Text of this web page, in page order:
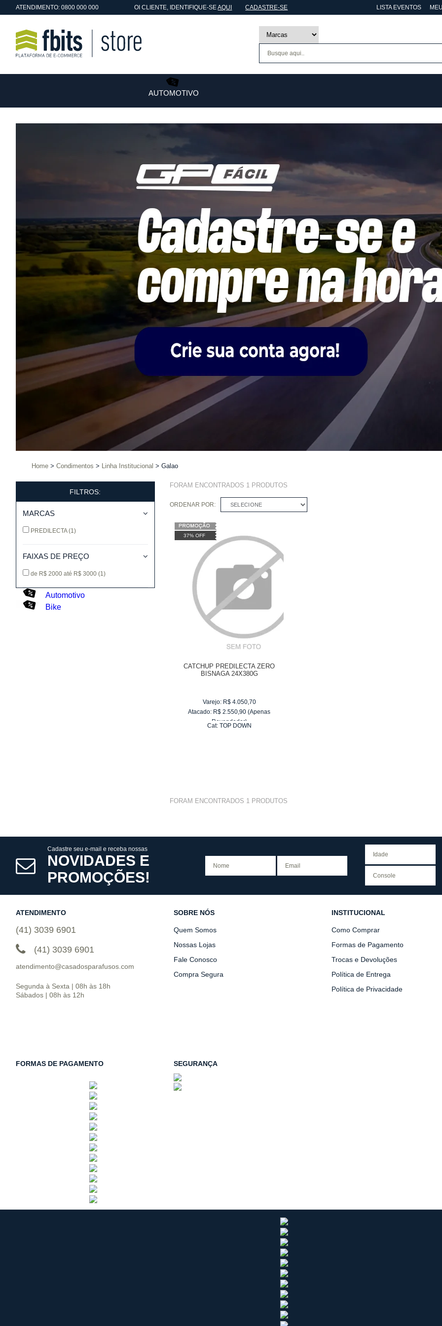
ATENDIMENTO: 0800 000 000 OICLIENTE, IDENTIFIQUE-SEAQUI CADASTRE-SE LISTA EVENTOS
AUTOMOTIVO
Home Condimentos Linha Institucional Galao
FILTROS:
MARCAS
PREDILECTA(1)
FAIXAS DE PREÇO
de R$ 2000 até R$ 3000 (1)
Automotivo
Bike
FORAM ENCONTRADOS 1PRODUTOS
ORDENAR POR: SELECIONE
37% OFF
CATCHUP PREDILECTA ZERO
BISNAGA 24X380G
Varejo: R$ 4.050,70
Atacado: R$ 2.550,90 (Apenas
Revendedor)
Cat: TOP DOWN
FORAM ENCONTRADOS 1PRODUTOS
Cadastre seu e-mail e receba nossas
NOVIDADES E
PROMOÇÕES!
ATENDIMENTO
(41) 3039 6901
(41) 3039 6901
atendimento@casadosparafusos.com
Segunda à Sexta | 08h às 18h
Sábados | 08h às 12h
SOBRE NÓS
Quem Somos
Nossas Lojas
Fale Conosco
Compra Segura
INSTITUCIONAL
Como Comprar
Formas de Pagamento
Trocas e Devoluções
Política de Entrega
Política de Privacidade
FORMAS DE PAGAMENTO SEGURANÇA